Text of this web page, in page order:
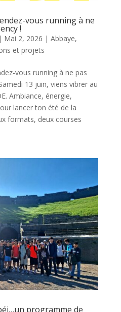
vous running à ne
!
| Mai 2, 2026 | Abbaye,
et projets
vous running à ne pas
13 juin, viens vibrer au
Ambiance, énergie,
lancer ton été de la
formats, deux courses
programme de